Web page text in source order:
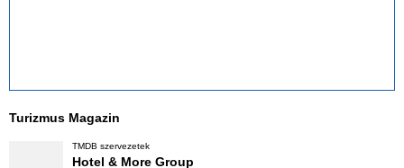
Turizmus Magazin
TMDB szervezetek
Hotel & More Group